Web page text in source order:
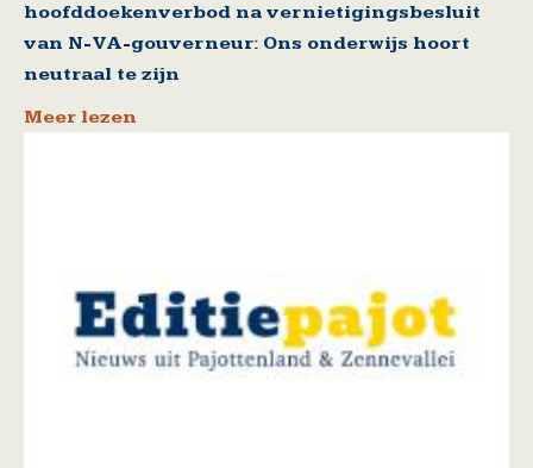
hoofddoekenverbod na vernietigingsbesluit
van N-VA-gouverneur: Ons onderwijs hoort
neutraal te zijn
Meer lezen